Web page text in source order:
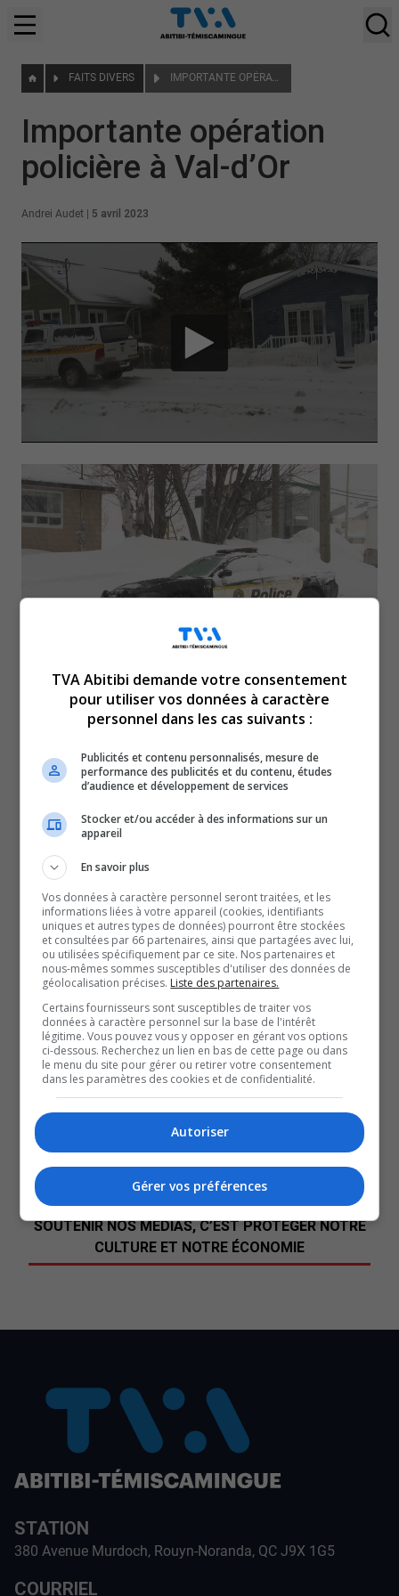
FAITS DIVERS IMPORTANTE OPÉRATION POLICIÈRE À VAL-D’OR
Importante opération
policière à Val-d’Or
Andrei Audet 5 avril 2023
Plusieurs perquisitions en
lien avec du trafic de
stupéfiants
La Sûreté du Québec procède actuellement à des
d’Or.
Des opérations ont lieu à sept endroits sur le territoire de
Val-d’Or, en lien avec du trafic de stupéfiants.
Trois véhicules ont notamment été saisis.
Trois hommes et trois femmes ont été arrêtés.
L’opération se tient dans le cadre de la stratégie
CENTAURE, qui lutte contre le crime organisé.
Un bilan de l’opération devrait être effectué en fin de
journée.
QUESTION DU JOUR
SOUTENIR NOS MÉDIAS, C’EST PROTÉGER NOTRE
CULTURE ET NOTRE ÉCONOMIE
STATION
380 Avenue Murdoch, Rouyn-Noranda, QC J9X 1G5
COURRIEL
TVA Abitibi demande votre consentement
pour utiliser vos données à caractère
personnel dans les cas suivants :
Publicités et contenu personnalisés, mesure de
performance des publicités et du contenu, études
d’audience et développement de services
Stocker et/ou accéder à des informations sur un
appareil
En savoir plus
Vos données à caractère personnel seront traitées, et les
informations liées à votre appareil (cookies, identifiants
uniques et autres types de données) pourront être stockées
et consultées par 66 partenaires, ainsi que partagées avec lui,
ou utilisées spécifiquement par ce site. Nos partenaires et
nous-mêmes sommes susceptibles d'utiliser des données de
géolocalisation précises. Liste des partenaires.
Certains fournisseurs sont susceptibles de traiter vos
données à caractère personnel sur la base de l'intérêt
légitime. Vous pouvez vous y opposer en gérant vos options
ci-dessous. Recherchez un lien en bas de cette page ou dans
le menu du site pour gérer ou retirer votre consentement
dans les paramètres des cookies et de confidentialité.
Autoriser
Gérer vos préférences